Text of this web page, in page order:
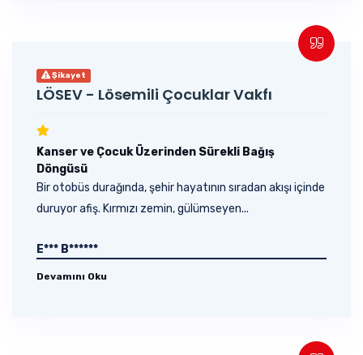
Şikayet
LÖSEV - Lösemili Çocuklar Vakfı
Kanser ve Çocuk Üzerinden Sürekli Bağış
Döngüsü
Bir otobüs durağında, şehir hayatının sıradan akışı içinde
duruyor afiş. Kırmızı zemin, gülümseyen...
E*** B******
Devamını Oku